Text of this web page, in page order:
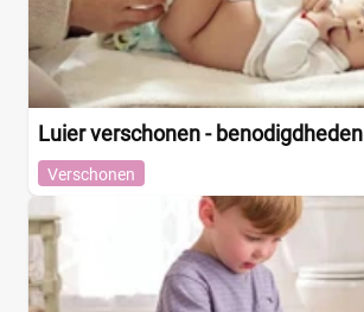
Luier verschonen - benodigdheden
Verschonen